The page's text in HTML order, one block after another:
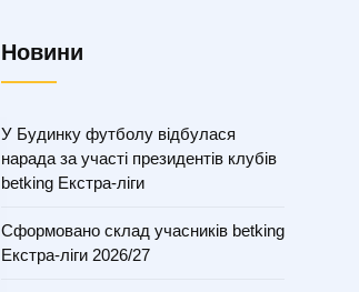
Новини
У Будинку футболу відбулася
нарада за участі президентів клубів
betking Екстра-ліги
Сформовано склад учасників betking
Екстра-ліги 2026/27